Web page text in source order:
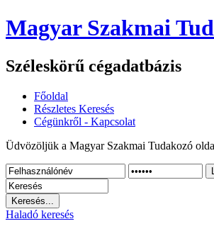
Magyar Szakmai
Széleskörű cégadatbázis
Főoldal
Részletes Keresés
Cégünkről - Kapcsolat
Üdvözöljük a Magyar Szakmai Tudakozó
Haladó keresés